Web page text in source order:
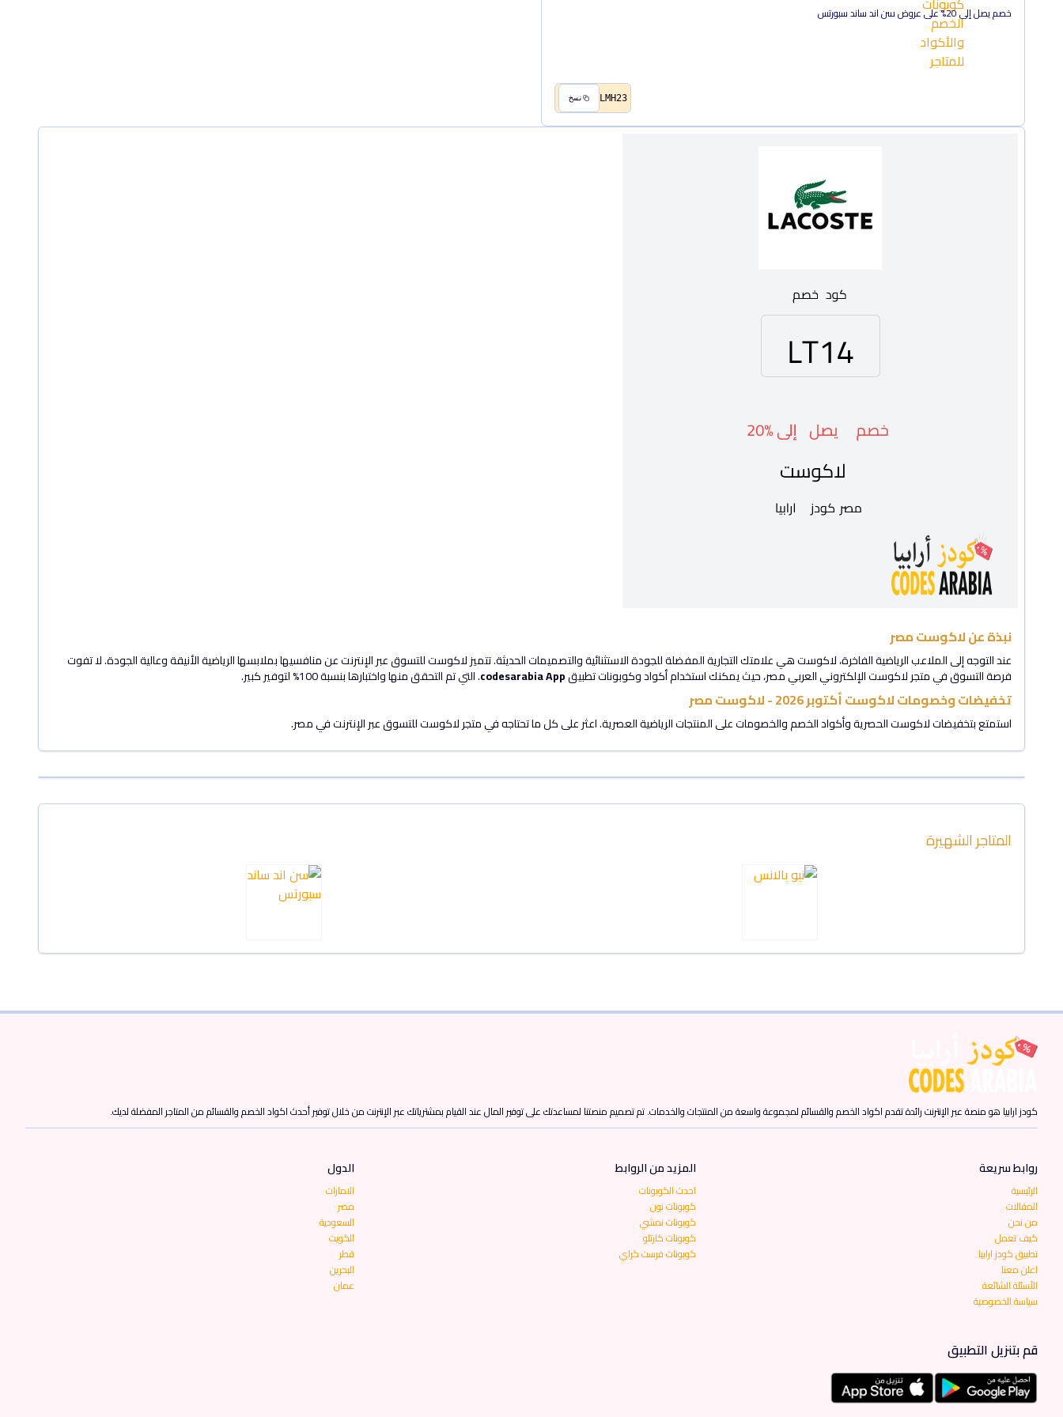
خصم يصل إلى 20% على عروض سن اند ساند سبورتس
LMH23 نسخ
نبذة عن لاكوست مصر
عند التوجه إلى الملاعب الرياضية الفاخرة، لاكوست هي علامتك التجارية المفضلة للجودة الاستثنائية والتصميمات الحديثة. تتميز لاكوست للتسوق عبر الإنترنت عن منافسيها بملابسها الرياضية الأنيقة وعالية الجودة. لا تفوت
فرصة التسوق في متجر لاكوست الإلكتروني العربي مصر، حيث يمكنك استخدام أكواد وكوبونات تطبيقcodesarabia App. التي تم التحقق منها واختبارها بنسبة 100% لتوفير كبير.
تخفيضات وخصومات لاكوست أكتوبر 2026 - لاكوست مصر
استمتع بتخفيضات لاكوست الحصرية وأكواد الخصم والخصومات على المنتجات الرياضية العصرية. اعثر على كل ما تحتاجه في متجر لاكوست للتسوق عبر الإنترنت في مصر.
المتاجر الشهيرة
كودز ارابيا هو منصة عبر الإنترنت رائدة تقدم اكواد الخصم والقسائم لمجموعة واسعة من المنتجات والخدمات. تم تصميم منصتنا لمساعدتك على توفير المال عند القيام بمشترياتك عبر الإنترنت من خلال توفير أحدث اكواد الخصم والقسائم من المتاجر المفضلة لديك.
روابط سريعة
الرئيسية
المقالات
من نحن
كيف تعمل
تطبيق كودز ارابيا
اعلن معنا
الأسئلة الشائعة
سياسة الخصوصية
المزيد من الروابط
احدث الكوبونات
كوبونات نون
كوبونات نمشي
كوبونات كارتلو
كوبونات فرست كراي
الدول
الامارات
مصر
السعودية
الكويت
قطر
البحرين
عمان
قم بتنزيل التطبيق